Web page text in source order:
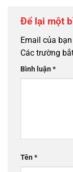
Để lại một
Email của
Các trường
Bình luận*
Tên*